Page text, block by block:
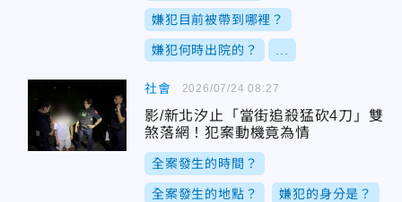
嫌犯目前被帶到哪裡？
嫌犯何時出院的？
社會
影/新北汐止「當街追殺猛砍4刀」雙
煞落網！犯案動機竟為情
全案發生的時間？
全案發生的地點？ 嫌犯的身分是？
2026/07/24 08:27